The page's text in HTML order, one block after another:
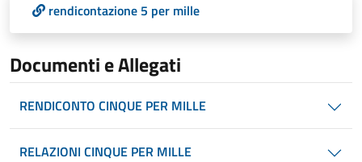
rendicontazione 5 per mille
Documenti e Allegati
RENDICONTO CINQUE PER MILLE
RELAZIONI CINQUE PER MILLE